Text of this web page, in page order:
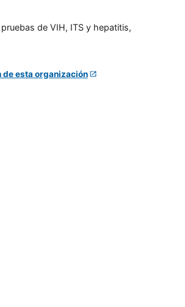
de VIH, ITS y hepatitis,
esta organización